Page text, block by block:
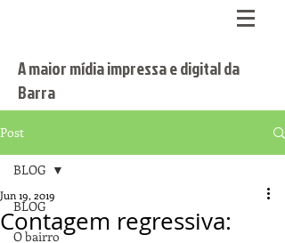
A maior mídia impressa e digital da
Barra
Post
BLOG
O bairro
BLOG
Contagem regressiva:
Jun 19, 2019